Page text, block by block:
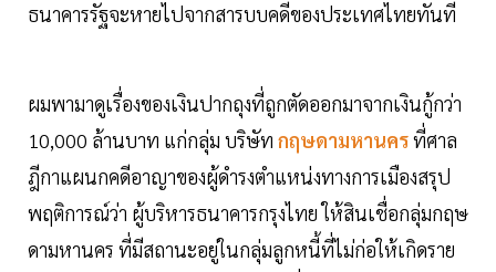
ธนาคารรัฐจะหายไปจากสารบบคดีของประเทศไทยทันที
ผมพามาดูเรื่องของเงินปากถุงที่ถูกตัดออกมาจากเงินกู้กว่า
10,000 ล้านบาท แก่กลุ่ม บริษัท กฤษดามหานครที่ศาล
ฎีกาแผนกคดีอาญาของผู้ดำรงตำแหน่งทางการเมืองสรุป
พฤติการณ์ว่า ผู้บริหารธนาคารกรุงไทย ให้สินเชื่อกลุ่มกฤษ
ดามหานคร ที่มีสถานะอยู่ในกลุ่มลูกหนี้ที่ไม่ก่อให้เกิดราย